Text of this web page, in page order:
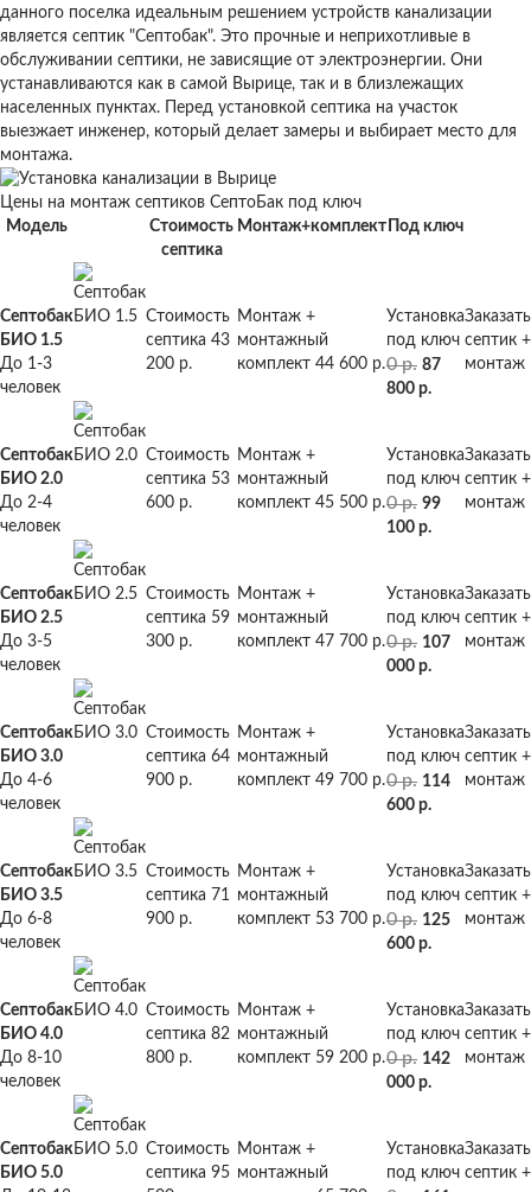
данного поселка идеальным решением устройств канализации
является септик "Септобак". Это прочные и неприхотливые в
обслуживании септики, не зависящие от электроэнергии. Они
устанавливаются как в самой Вырице, так и в близлежащих
населенных пунктах. Перед установкой септика на участок
выезжает инженер, который делает замеры и выбирает место для
монтажа.
Цены на монтаж септиков СептоБак под ключ
Модель
Стоимость
септика
Монтаж+комплект Под ключ
Септобак
БИО 1.5
До 1-3
человек
Стоимость
септика 43
200 р.
Монтаж +
монтажный
комплект 44 600 р.
Установка
под ключ
0 р. 87
800 р.
Заказать
септик +
монтаж
Септобак
БИО 2.0
До 2-4
человек
Стоимость
септика 53
600 р.
Монтаж +
монтажный
комплект 45 500 р.
Установка
под ключ
0 р. 99
100 р.
Заказать
септик +
монтаж
Септобак
БИО 2.5
До 3-5
человек
Стоимость
септика 59
300 р.
Монтаж +
монтажный
комплект 47 700 р.
Установка
под ключ
0 р. 107
000 р.
Заказать
септик +
монтаж
Септобак
БИО 3.0
До 4-6
человек
Стоимость
септика 64
900 р.
Монтаж +
монтажный
комплект 49 700 р.
Установка
под ключ
0 р. 114
600 р.
Заказать
септик +
монтаж
Септобак
БИО 3.5
До 6-8
человек
Стоимость
септика 71
900 р.
Монтаж +
монтажный
комплект 53 700 р.
Установка
под ключ
0 р. 125
600 р.
Заказать
септик +
монтаж
Септобак
БИО 4.0
До 8-10
человек
Стоимость
септика 82
800 р.
Монтаж +
монтажный
комплект 59 200 р.
Установка
под ключ
0 р. 142
000 р.
Заказать
септик +
монтаж
Септобак
БИО 5.0
Стоимость
септика 95
Монтаж +
монтажный
Установка
под ключ
Заказать
септик +